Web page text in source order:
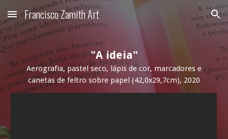
Skip to main content Skip to navigation
Francisco Zamith Art
"A ideia"
Aerografia, pastel seco, lápis de cor, marcadores e
canetas de feltro sobre papel (42,0x29,7cm), 2020